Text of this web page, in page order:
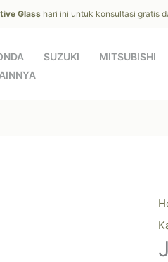
Glass hari ini untuk konsultasi gratis
SUZUKI MITSUBISHI